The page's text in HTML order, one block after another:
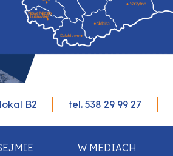
B2 tel. 538 29 99 27
W MEDIACH